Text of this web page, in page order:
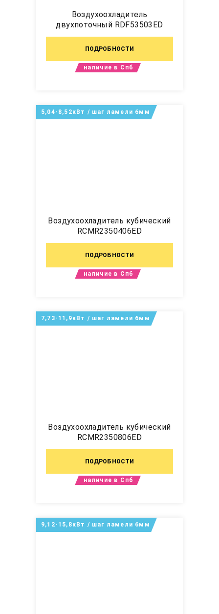
Воздухоохладитель
двухпоточный RDF53503ED
ПОДРОБНОСТИ
наличие в Спб
Воздухоохладитель кубический
RCMR2350406ED
ПОДРОБНОСТИ
5,04-8,52кВт / шаг ламели 6мм
наличие в Спб
Воздухоохладитель кубический
RCMR2350806ED
ПОДРОБНОСТИ
7,73-11,9кВт / шаг ламели 6мм
наличие в Спб
9,12-15,8кВт / шаг ламели 6мм